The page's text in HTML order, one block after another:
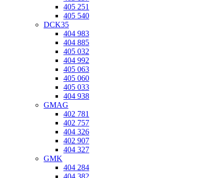
405 251
405 540
DCK35
404 983
404 885
405 032
404 992
405 063
405 060
405 033
404 938
GMAG
402 781
402 757
404 326
402 907
404 327
GMK
404 284
404 382